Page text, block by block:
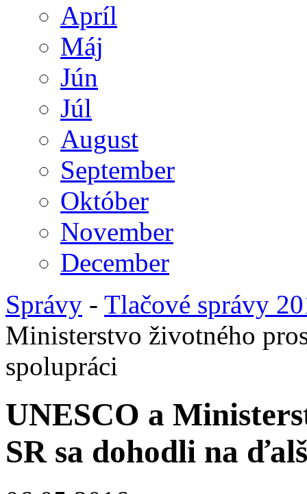
Apríl
Máj
Jún
Júl
August
September
Október
November
December
Správy - Tlačové správy
Ministerstvo životného
spolupráci
UNESCO a
SR sa dohodli na